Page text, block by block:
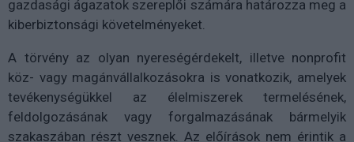
gazdasági ágazatok szereplői számára határozza meg a
kiberbiztonsági követelményeket.
A törvény az olyan nyereségérdekelt, illetve nonprofit
köz- vagy magánvállalkozásokra is vonatkozik, amelyek
tevékenységükkel az élelmiszerek termelésének,
feldolgozásának vagy forgalmazásának bármelyik
szakaszában részt vesznek. Az előírások nem érintik a